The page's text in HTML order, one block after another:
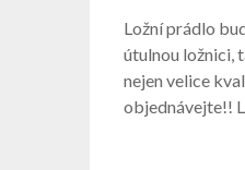
Ložní prádlo
útulnou ložnici,
nejen velice
objednávejte!!